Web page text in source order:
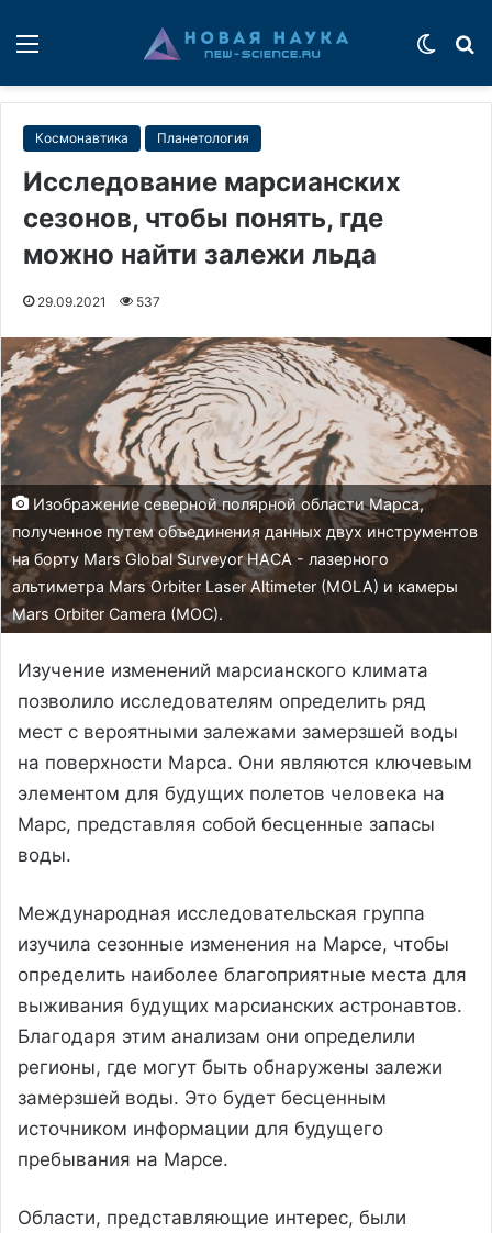
Космонавтика Планетология
Исследование марсианских
сезонов, чтобы понять, где
можно найти залежи льда
29.09.2021 537
Изображение северной полярной области Марса,
полученное путем объединения данных двух инструментов
на борту Mars Global Surveyor НАСА - лазерного
альтиметра Mars Orbiter Laser Altimeter (MOLA) и камеры
Mars Orbiter Camera (MOC).
Изучение изменений марсианского климата
позволило исследователям определить ряд
мест с вероятными залежами замерзшей воды
на поверхности Марса. Они являются ключевым
элементом для будущих полетов человека на
Марс, представляя собой бесценные запасы
воды.
Международная исследовательская группа
изучила сезонные изменения на Марсе, чтобы
определить наиболее благоприятные места для
выживания будущих марсианских астронавтов.
Благодаря этим анализам они определили
регионы, где могут быть обнаружены залежи
замерзшей воды. Это будет бесценным
источником информации для будущего
пребывания на Марсе.
Области, представляющие интерес, были